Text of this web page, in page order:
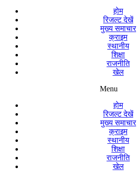
होम
रिजल्ट देखें
मुख्य समाचार
क्राइम
स्थानीय
शिक्षा
राजनीति
खेल
Menu
होम
रिजल्ट देखें
मुख्य समाचार
क्राइम
स्थानीय
शिक्षा
राजनीति
खेल